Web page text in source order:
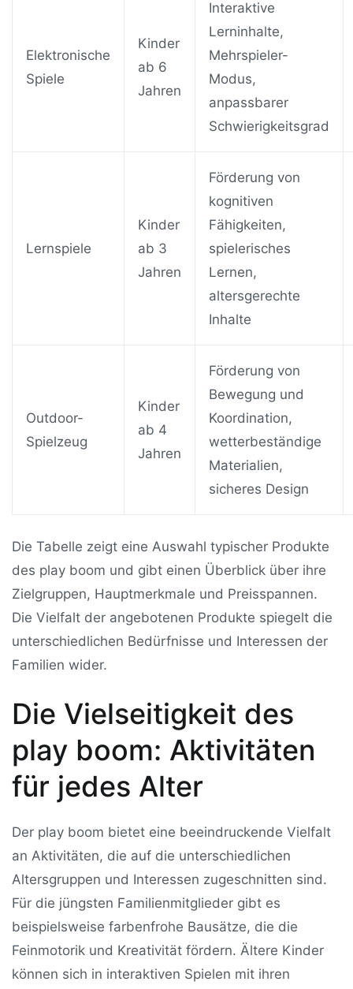
Elektronische
Spiele
Kinder
ab 6
Jahren
Interaktive
Lerninhalte,
Mehrspieler-
Modus,
anpassbarer
Schwierigkeitsgrad
Lernspiele
Kinder
ab 3
Jahren
Förderung von
kognitiven
Fähigkeiten,
spielerisches
Lernen,
altersgerechte
Inhalte
Outdoor-
Spielzeug
Kinder
ab 4
Jahren
Förderung von
Bewegung und
Koordination,
wetterbeständige
Materialien,
sicheres Design
Die Tabelle zeigt eine Auswahl typischer Produkte
des play boom und gibt einen Überblick über ihre
Zielgruppen, Hauptmerkmale und Preisspannen.
Die Vielfalt der angebotenen Produkte spiegelt die
unterschiedlichen Bedürfnisse und Interessen der
Familien wider.
Die Vielseitigkeit des
play boom: Aktivitäten
für jedes Alter
Der play boom bietet eine beeindruckende Vielfalt
an Aktivitäten, die auf die unterschiedlichen
Altersgruppen und Interessen zugeschnitten sind.
Für die jüngsten Familienmitglieder gibt es
beispielsweise farbenfrohe Bausätze, die die
Feinmotorik und Kreativität fördern. Ältere Kinder
können sich in interaktiven Spielen mit ihren